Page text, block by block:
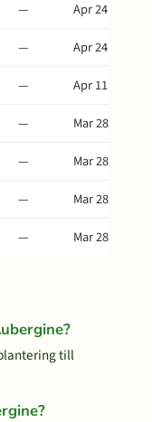
—
Apr 24
—
Apr 24
—
Apr 11
—
Mar 28
—
Mar 28
—
Mar 28
— Mar 28
till